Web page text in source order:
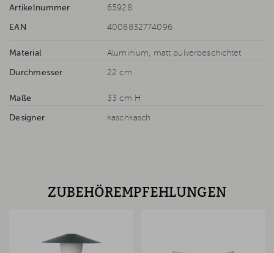
Artikelnummer 65928
EAN 4008832774096
Material Aluminium, matt pulverbeschichtet
Durchmesser 22 cm
Maße 33 cm H
Designer kaschkasch
ZUBEHÖREMPFEHLUNGEN